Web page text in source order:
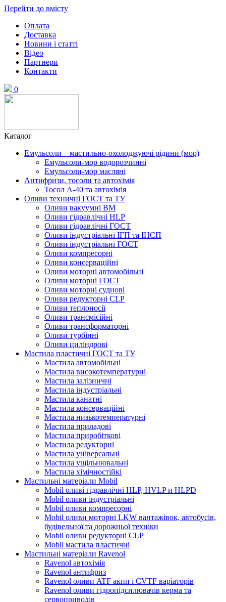
Перейти до вмісту
Оплата
Доставка
Новини і статті
Відео
Партнери
Контакти
0
Каталог
Емульсоли – мастильно-охолоджуючі рідини (мор)
Емульсоли-мор водорозчинні
Емульсоли-мор масляні
Антифризи, тосоли та автохімія
Тосол А-40 та автохімія
Оливи техничні ГОСТ та ТУ
Оливи вакуумні ВМ
Оливи гідравлічні HLP
Оливи гідравлічні ГОСТ
Оливи індустріальні ІГП та ІНСП
Оливи індустріальні ГОСТ
Оливи компресорні
Оливи консерваційні
Оливи моторні автомобільні
Оливи моторні ГОСТ
Оливи моторні суднові
Оливи редукторні CLP
Оливи теплоносії
Оливи трансмісійні
Оливи трансформаторні
Оливи турбінні
Оливи циліндрові
Мастила пластичні ГОСТ та ТУ
Мастила автомобільні
Мастила високотемпературні
Мастила залізничні
Мастила індустріальні
Мастила канатні
Мастила консерваційні
Мастила низькотемпературні
Мастила приладові
Мастила приробіткові
Мастила редукторні
Мастила універсальні
Мастила ущільнювальні
Мастила хімічностійкі
Мастильні матеріали Mobil
Mobil оливі гідравлічні HLP, HVLP и HLPD
Mobil оливи індустріальні
Mobil оливи компресорні
Mobil оливи моторні LKW вантажівок, автобусів,
будівельної та дорожньої техніки
Mobil оливи редукторні CLP
Mobil мастила пластичні
Мастильні матеріали Ravenol
Ravenol автохімія
Ravenol антифриз
Ravenol оливи ATF акпп і CVTF варіаторів
Ravenol оливи гідропідсилювачів керма та
сервоприводів